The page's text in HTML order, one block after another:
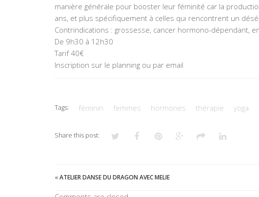
manière générale pour booster leur féminité car la
ans, et plus spécifiquement à celles qui rencontrent un
Contrindications : grossesse, cancer hormono-dépendant,
De 9h30 à 12h30
Tarif 40€
Inscription sur le planning ou par email
Tags: féminin femmes hormones thérapie yoga
Share this post:
«ATELIER DANSE DU DRAGON AVEC MELIE